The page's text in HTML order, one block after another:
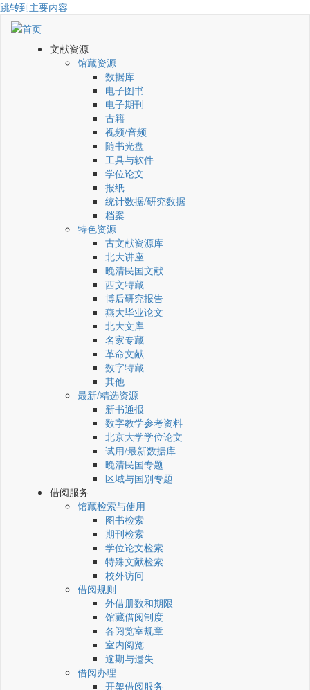
跳转到主要内容
文献资源
馆藏资源
数据库
电子图书
电子期刊
古籍
视频/音频
随书光盘
工具与软件
学位论文
报纸
统计数据/研究数据
档案
特色资源
古文献资源库
北大讲座
晚清民国文献
西文特藏
博后研究报告
燕大毕业论文
北大文库
名家专藏
革命文献
数字特藏
其他
最新/精选资源
新书通报
数字教学参考资料
北京大学学位论文
试用/最新数据库
晚清民国专题
区域与国别专题
借阅服务
馆藏检索与使用
图书检索
期刊检索
学位论文检索
特殊文献检索
校外访问
借阅规则
外借册数和期限
馆藏借阅制度
各阅览室规章
室内阅览
逾期与遗失
借阅办理
开架借阅服务